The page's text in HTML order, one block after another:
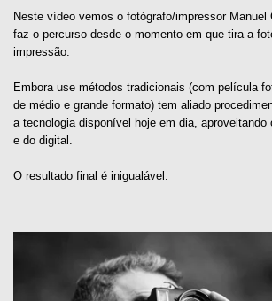
Neste vídeo vemos o fotógrafo/impressor Manuel
faz o percurso desde o momento em que tira a
impressão.
Embora use métodos tradicionais (com película
de médio e grande formato) tem aliado
a tecnologia disponível hoje em dia, aproveitando
e do digital.
O resultado final é inigualável.